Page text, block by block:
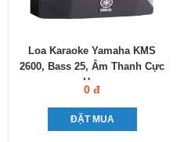
Loa Karaoke Yamaha KMS
2600, Bass 25, Âm Thanh Cực
Hay
0 đ
ĐẶT MUA